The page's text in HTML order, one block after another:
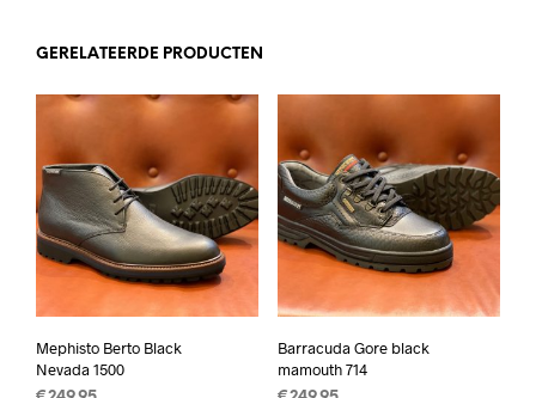
GERELATEERDE PRODUCTEN
Mephisto Berto Black
Nevada 1500
Barracuda Gore black
mamouth 714